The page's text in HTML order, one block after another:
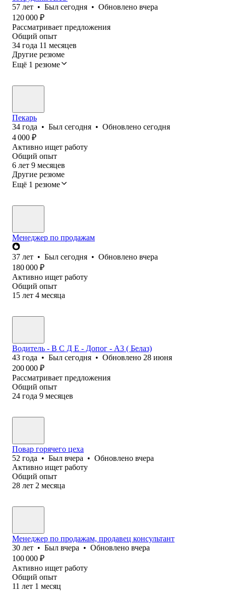
57 лет • Был сегодня • Обновлено вчера
120 000 ₽
Рассматривает предложения
Общий опыт
34 года 11 месяцев
Другие резюме
Ещё 1 резюме
Пекарь
34 года • Был сегодня • Обновлено сегодня
4 000 ₽
Активно ищет работу
Общий опыт
6 лет 9 месяцев
Другие резюме
Ещё 1 резюме
Менеджер по продажам
37 лет • Был сегодня • Обновлено вчера
180 000 ₽
Активно ищет работу
Общий опыт
15 лет 4 месяца
Водитель - В С Д Е - Допог - А3 ( Белаз)
43 года • Был сегодня • Обновлено 28 июня
200 000 ₽
Рассматривает предложения
Общий опыт
24 года 9 месяцев
Повар горячего цеха
52 года • Был вчера • Обновлено вчера
Активно ищет работу
Общий опыт
28 лет 2 месяца
Менеджер по продажам, продавец консультант
30 лет • Был вчера • Обновлено вчера
100 000 ₽
Активно ищет работу
Общий опыт
11 лет 1 месяц